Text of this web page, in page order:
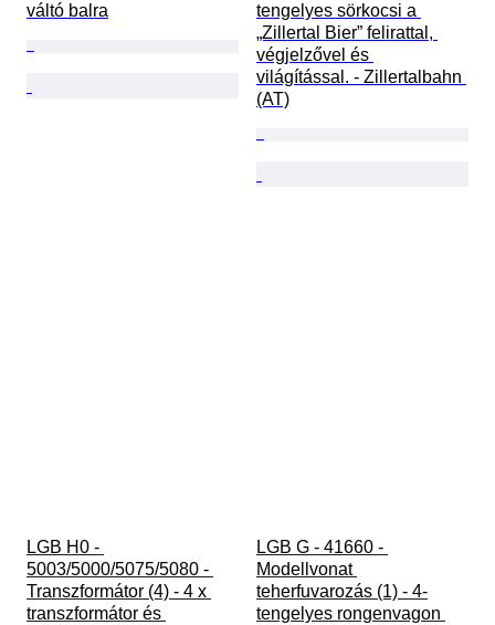
váltó balra
tengelyes sörkocsi a
„Zillertal Bier” felirattal,
végjelzővel és
világítással. - Zillertalbahn
(AT)
LGB H0 -
5003/5000/5075/5080 -
Transzformátor (4) - 4 x
transzformátor és
LGB G - 41660 -
Modellvonat
teherfuvarozás (1) - 4-
tengelyes rongenvagon